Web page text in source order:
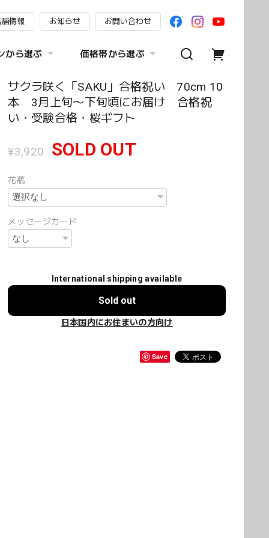
情報 お知らせ お問い合わせ
から選ぶ 価格帯から選ぶ
サクラ咲く「SAKU」合格祝い 70cm 10
本 3月上旬〜下旬頃にお届け 合格祝
い・受験合格・桜ギフト
¥3,920 SOLD OUT
花瓶
メッセージカード
International shipping available
Sold out
日本国内にお住まいの方向け
Save